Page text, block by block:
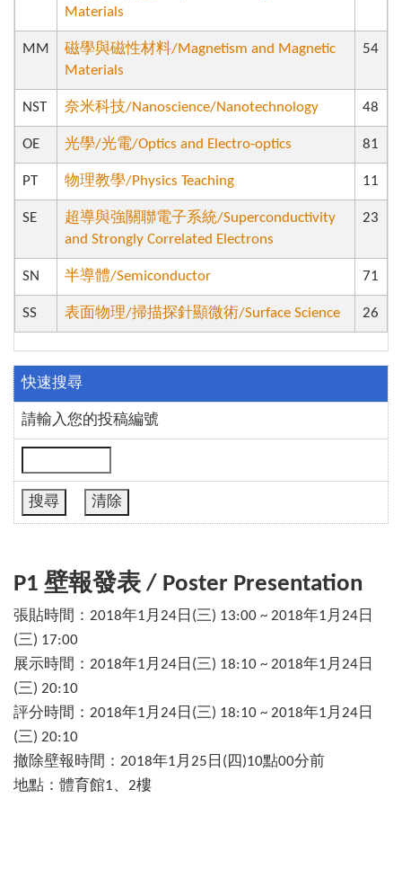
Materials
MM
磁學與磁性材料/Magnetism and Magnetic
Materials
54
NST 奈米科技/Nanoscience/Nanotechnology 48
OE 光學/光電/Optics and Electro-optics 81
PT 物理教學/Physics Teaching 11
SE
超導與強關聯電子系統/Superconductivity
and Strongly Correlated Electrons
23
SN 半導體/Semiconductor 71
SS 表面物理/掃描探針顯微術/Surface Science 26
快速搜尋
請輸入您的投稿編號
P1 壁報發表 / Poster Presentation
張貼時間：2018年1月24日(三) 13:00 ~ 2018年1月24日
(三) 17:00
展示時間：2018年1月24日(三) 18:10 ~ 2018年1月24日
(三) 20:10
評分時間：2018年1月24日(三) 18:10 ~ 2018年1月24日
(三) 20:10
撤除壁報時間：2018年1月25日(四)10點00分前
地點：體育館1、2樓